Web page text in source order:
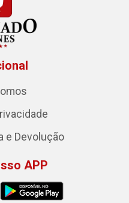
e Devolução
APP